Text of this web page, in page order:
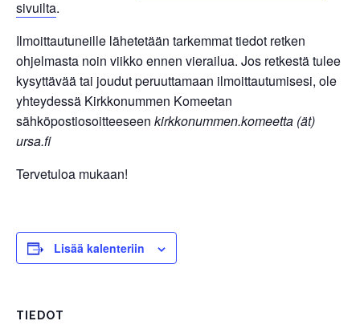
sivuilta.
Ilmoittautuneille lähetetään tarkemmat tiedot retken
ohjelmasta noin viikko ennen vierailua. Jos retkestä tulee
kysyttävää tai joudut peruuttamaan ilmoittautumisesi, ole
yhteydessä Kirkkonummen Komeetan
sähköpostiosoitteeseen kirkkonummen.komeetta (ät)
ursa.fi
Tervetuloa mukaan!
Lisää kalenteriin
TIEDOT